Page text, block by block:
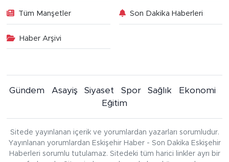
Tüm Manşetler Son Dakika Haberleri
Haber Arşivi
Gündem Asayiş Siyaset Spor Sağlık
Ekonomi
Eğitim
Sitede yayınlanan içerik ve yorumlardan yazarları sorumludur.
Yayınlanan yorumlardan Eskişehir Haber - Son Dakika Eskişehir
Haberleri sorumlu tutulamaz. Sitedeki tüm harici linkler ayrı bir